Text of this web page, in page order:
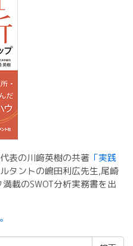
表の川﨑英樹の共著 「実践
タントの嶋田利広先生,尾崎
載のSWOT分析実務書を出